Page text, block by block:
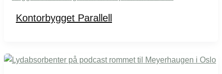
Kontorbygget Parallell